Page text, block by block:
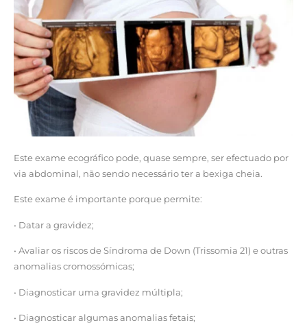
Este exame ecográfico pode, quase sempre, ser efectuado por
via abdominal, não sendo necessário ter a bexiga cheia.
Este exame é importante porque permite:
• Datar a gravidez;
• Avaliar os riscos de Síndroma de Down (Trissomia 21) e outras
anomalias cromossómicas;
• Diagnosticar uma gravidez múltipla;
• Diagnosticar algumas anomalias fetais;